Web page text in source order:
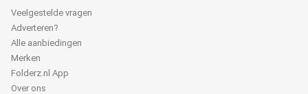
Veelgestelde vragen
Adverteren?
Alle aanbiedingen
Merken
Folderz.nl App
Over ons